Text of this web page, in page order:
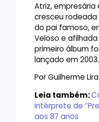
Atriz, empresária
cresceu
do pai famoso,
Veloso e
primeiro álbum
lançado em 2003.
Por Guilherme
Leia também:
intérprete de
aos 87 anos